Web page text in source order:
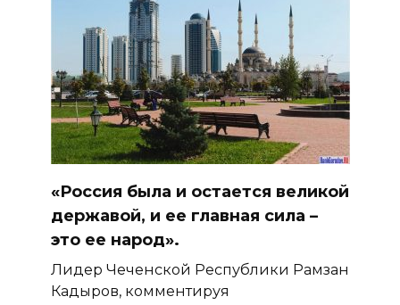
«Россия была и остается великой
державой, и ее главная сила –
это ее народ».
Лидер Чеченской Республики Рамзан
Кадыров, комментируя